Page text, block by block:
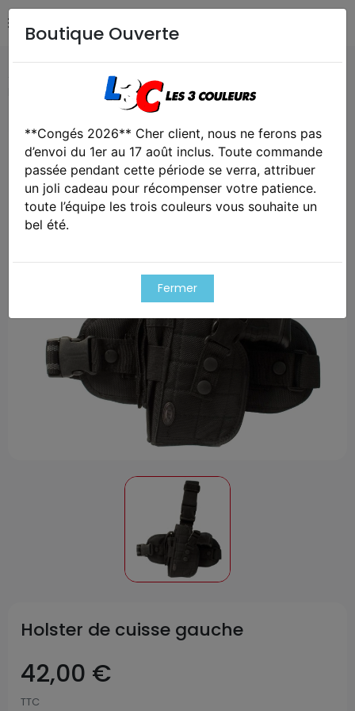
Airsoft / Paintball
Holster de cuisse gauche
Exclusivité web !
Holster de cuisse gauche
42,00 €
TTC
Boutique Ouverte
**Congés 2026** Cher client, nous ne ferons pas
d’envoi du 1er au 17 août inclus. Toute commande
passée pendant cette période se verra, attribuer
un joli cadeau pour récompenser votre patience.
toute l’équipe les trois couleurs vous souhaite un
bel été.
Fermer